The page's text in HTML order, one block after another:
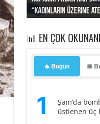
“Kadınların üzerine
Irak’a misilleme
yaptı… İsrail’in
kayıtlar başladı
basıldı, kabus yaşatıldı!
📊 EN ÇOK
🔥 Bugün 📅
1
Şam’da
üstlenen üç